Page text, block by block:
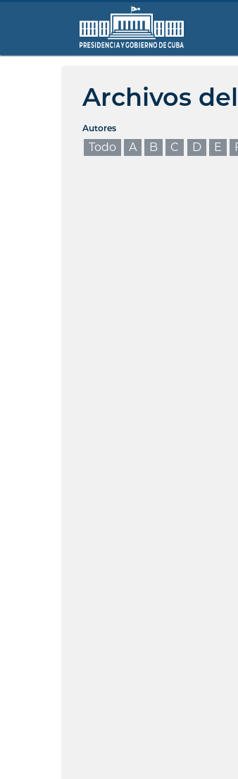
Archivos
Autores
Todo A B C D E